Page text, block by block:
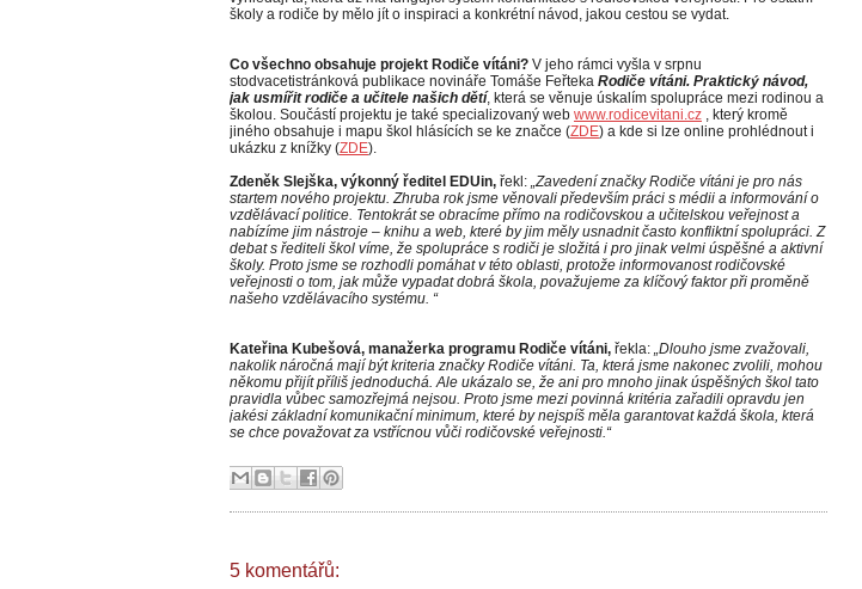
školy a rodiče by mělo jít o inspiraci a konkrétní návod, jakou cestou se vydat.
Co všechno obsahuje projekt Rodiče vítáni? V jeho rámci vyšla v srpnu
stodvacetistránková publikace novináře Tomáše Feřteka Rodiče vítáni. Praktický návod,
jak usmířit rodiče a učitele našich dětí, která se věnuje úskalím spolupráce mezi rodinou a
školou. Součástí projektu je také specializovaný web www.rodicevitani.cz , který kromě
jiného obsahuje i mapu škol hlásících se ke značce (ZDE) a kde si lze online prohlédnout i
ukázku z knížky (ZDE).
Zdeněk Slejška, výkonný ředitel EDUin, řekl: „Zavedení značky Rodiče vítáni je pro nás
startem nového projektu. Zhruba rok jsme věnovali především práci s médii a informování o
vzdělávací politice. Tentokrát se obracíme přímo na rodičovskou a učitelskou veřejnost a
nabízíme jim nástroje – knihu a web, které by jim měly usnadnit často konfliktní spolupráci. Z
debat s řediteli škol víme, že spolupráce s rodiči je složitá i pro jinak velmi úspěšné a aktivní
školy. Proto jsme se rozhodli pomáhat v této oblasti, protože informovanost rodičovské
veřejnosti o tom, jak může vypadat dobrá škola, považujeme za klíčový faktor při proměně
našeho vzdělávacího systému. “
Kateřina Kubešová, manažerka programu Rodiče vítáni, řekla: „Dlouho jsme zvažovali,
nakolik náročná mají být kriteria značky Rodiče vítáni. Ta, která jsme nakonec zvolili, mohou
někomu přijít příliš jednoduchá. Ale ukázalo se, že ani pro mnoho jinak úspěšných škol tato
pravidla vůbec samozřejmá nejsou. Proto jsme mezi povinná kritéria zařadili opravdu jen
jakési základní komunikační minimum, které by nejspíš měla garantovat každá škola, která
se chce považovat za vstřícnou vůči rodičovské veřejnosti.“
5 komentářů: